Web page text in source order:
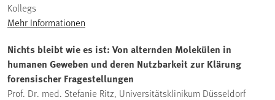
Kollegs
Mehr Informationen
Nichts bleibt wie es ist: Von alternden Molekülen in
humanen Geweben und deren Nutzbarkeit zur Klärung
forensischer Fragestellungen
Prof. Dr. med. Stefanie Ritz, Universitätsklinikum Düsseldorf